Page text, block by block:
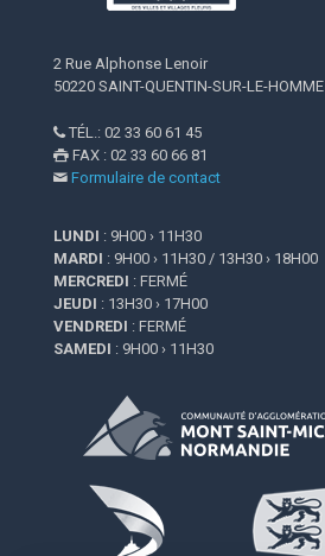
2 Rue Alphonse Lenoir
50220 SAINT-QUENTIN-SUR-LE-HOMME
 TÉL.: 02 33 60 61 45
 FAX : 02 33 60 66 81
 Formulaire de contact
LUNDI : 9H00 › 11H30
MARDI : 9H00 › 11H30 / 13H30 › 18H00
MERCREDI : FERMÉ
JEUDI : 13H30 › 17H00
VENDREDI : FERMÉ
SAMEDI : 9H00 › 11H30